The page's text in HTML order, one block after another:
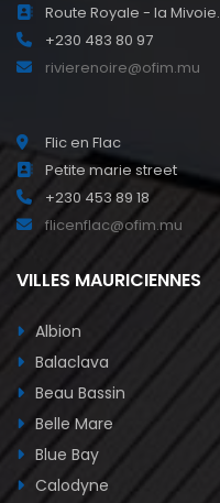
Route Royale - la Mivoie.
+230 483 80 97
rivierenoire@ofim.mu
Flic en Flac
Petite marie street
+230 453 89 18
flicenflac@ofim.mu
VILLES MAURICIENNES
Albion
Balaclava
Beau Bassin
Belle Mare
Blue Bay
Calodyne